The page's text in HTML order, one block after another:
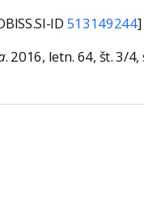
ID 513149244]
. 2016, letn. 64, št. 3/